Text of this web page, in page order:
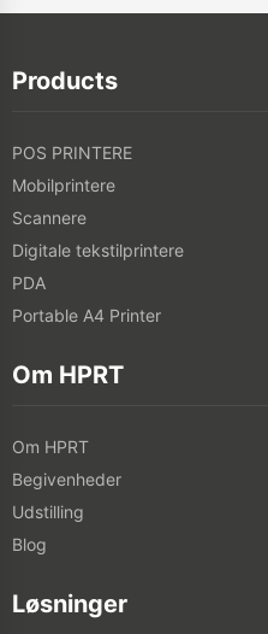
Products
POS PRINTERE
Mobilprintere
Scannere
Digitale tekstilprintere
PDA
Portable A4 Printer
Om HPRT
Om HPRT
Begivenheder
Udstilling
Blog
Løsninger